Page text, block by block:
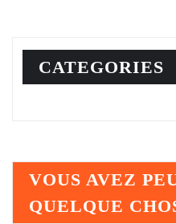
CATEGORIES
VOUS AVEZ
QUELQUE